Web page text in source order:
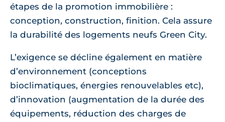
étapes de la promotion immobilière :
conception, construction, finition. Cela assure
la durabilité des logements neufs Green City.
L’exigence se décline également en matière
d’environnement (conceptions
bioclimatiques, énergies renouvelables etc),
d’innovation (augmentation de la durée des
équipements, réduction des charges de